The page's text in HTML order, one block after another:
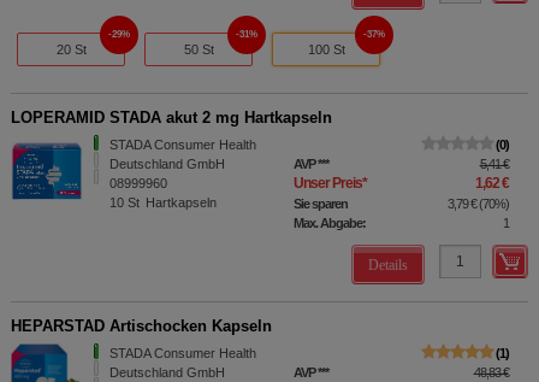
20 St
29%
50 St
31%
100 St
37%
LOPERAMID STADA akut 2 mg Hartkapseln
STADA Consumer Health
Deutschland GmbH
08999960
10 St Hartkapseln
0
AVP*** 5,41 €
Unser Preis* 1,62 €
Sie sparen 3,79 €(70%)
Max. Abgabe:
1
Details
HEPARSTAD Artischocken Kapseln
STADA Consumer Health
Deutschland GmbH
1
AVP*** 48,83 €